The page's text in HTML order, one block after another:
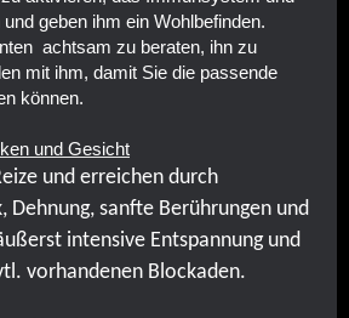
geben ihm ein Wohlbefinden.
achtsam zu beraten, ihn zu
mit ihm, damit Sie die passende
können.
und Gesicht
und erreichen durch
Dehnung, sanfte Berührungen und
intensive Entspannung und
vorhandenen Blockaden.